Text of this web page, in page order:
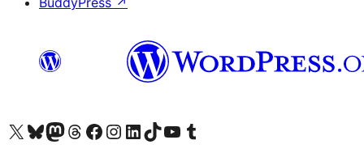
Kunjungi akun X (sebelumnya Twitter) kamiVisit our Bluesky account
Kunjungi akun Mastodon kami
Visit our Threads account
Kunjungi halaman Facebook kamiKunjungi akun Instagram kamiKunjungi akun LinkedIn kami
Visit our TikTok account
Kunjungi channel YouTube kamiVisit our Tumblr account